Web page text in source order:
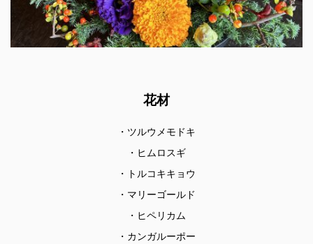
花材
・ツルウメモドキ
・ヒムロスギ
・トルコキキョウ
・マリーゴールド
・ヒペリカム
・カンガルーポー